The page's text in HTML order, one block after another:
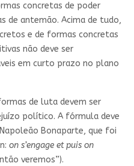
concretas de poder
de antemão. Acima de tudo,
e de formas concretas
não deve ser
em curto prazo no plano
de luta devem ser
político. A fórmula deve
Bonaparte, que foi
on s’engage et puis on
veremos”).